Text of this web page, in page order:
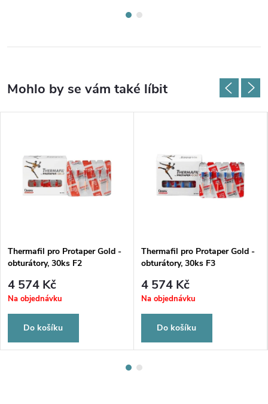
Thermafil pro Protaper Gold -
obturátory, 30ks F2
4 574 Kč
Na objednávku
Do košíku
Thermafil pro Protaper Gold -
obturátory, 30ks F3
4 574 Kč
Na objednávku
Do košíku